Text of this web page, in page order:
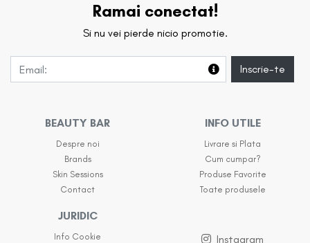
Ramai conectat!
Si nu vei pierde nicio promotie.
Inscrie-te
BEAUTY BAR
Despre noi
Brands
Skin Sessions
Contact
INFO UTILE
Livrare si Plata
Cum cumpar?
Produse Favorite
Toate produsele
JURIDIC
Info Cookie
Instagram